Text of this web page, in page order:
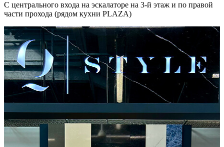
С центрального входа на эскалаторе на 3-й этаж и по правой
части прохода (рядом кухни PLAZA)